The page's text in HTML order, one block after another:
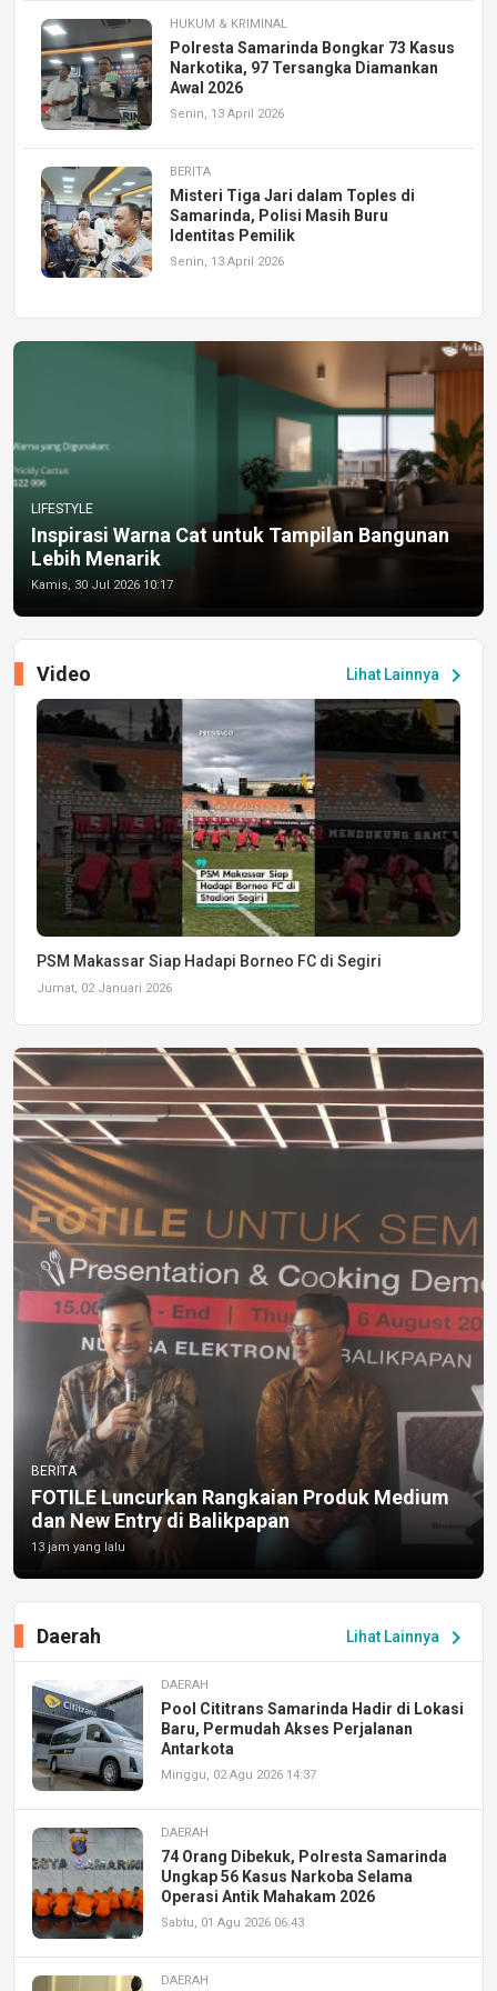
HUKUM & KRIMINAL
Polresta Samarinda Bongkar 73 Kasus
Narkotika, 97 Tersangka Diamankan
Awal 2026
Senin, 13 April 2026
BERITA
Misteri Tiga Jari dalam Toples di
Samarinda, Polisi Masih Buru
Identitas Pemilik
Senin, 13 April 2026
LIFESTYLE
Inspirasi Warna Cat untuk Tampilan Bangunan
Lebih Menarik
Kamis, 30 Jul 2026 10:17
Lihat Lainnya chevron_right
Video
PSM Makassar Siap Hadapi Borneo FC di Segiri
Jumat, 02 Januari 2026
BERITA
FOTILE Luncurkan Rangkaian Produk Medium
dan New Entry di Balikpapan
13 jam yang lalu
Lihat Lainnya chevron_right
Daerah
DAERAH
Pool Cititrans Samarinda Hadir di Lokasi
Baru, Permudah Akses Perjalanan
Antarkota
Minggu, 02 Agu 2026 14:37
DAERAH
74 Orang Dibekuk, Polresta Samarinda
Ungkap 56 Kasus Narkoba Selama
Operasi Antik Mahakam 2026
Sabtu, 01 Agu 2026 06:43
DAERAH